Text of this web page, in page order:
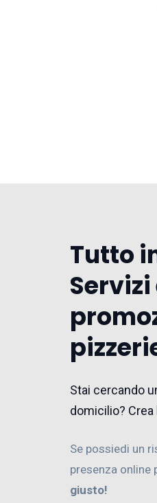
Tutto
Stai cercando
domicilio? Crea
Se possiedi un
presenza online
giusto!